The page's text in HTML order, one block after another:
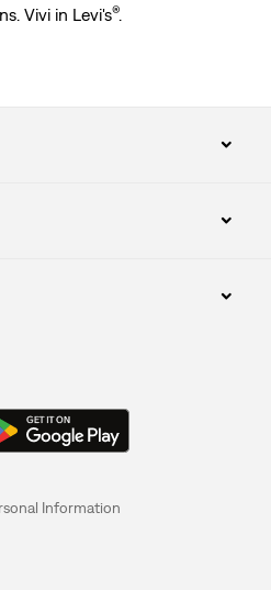
Vivi in Levi's®.
Information